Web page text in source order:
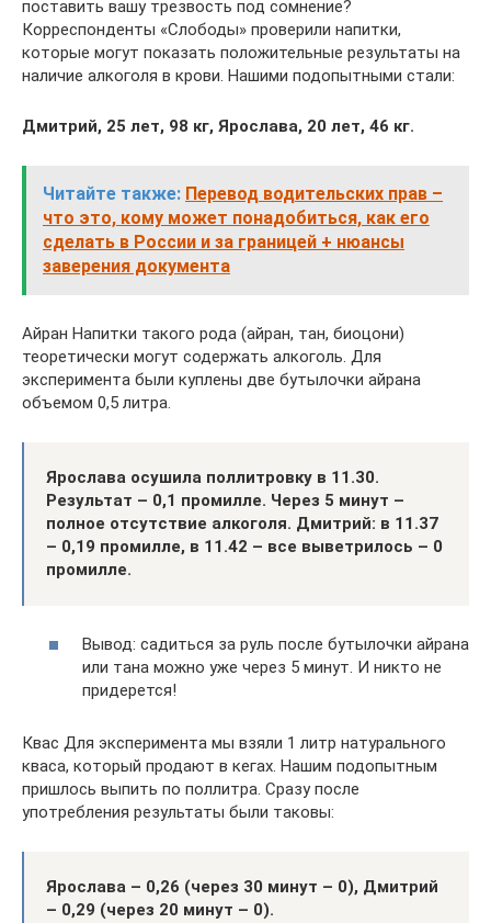
поставить вашу трезвость под сомнение?
Корреспонденты «Слободы» проверили напитки,
которые могут показать положительные результаты на
наличие алкоголя в крови. Нашими подопытными стали:
Дмитрий, 25 лет, 98 кг, Ярослава, 20 лет, 46 кг.
Читайте также: Перевод водительских прав –
что это, кому может понадобиться, как его
сделать в России и за границей + нюансы
заверения документа
Айран Напитки такого рода (айран, тан, биоцони)
теоретически могут содержать алкоголь. Для
эксперимента были куплены две бутылочки айрана
объемом 0,5 литра.
Ярослава осушила поллитровку в 11.30.
Результат – 0,1 промилле. Через 5 минут –
полное отсутствие алкоголя. Дмитрий: в 11.37
– 0,19 промилле, в 11.42 – все выветрилось – 0
промилле.
Вывод: садиться за руль после бутылочки айрана
или тана можно уже через 5 минут. И никто не
придерется!
Квас Для эксперимента мы взяли 1 литр натурального
кваса, который продают в кегах. Нашим подопытным
пришлось выпить по поллитра. Сразу после
употребления результаты были таковы:
Ярослава – 0,26 (через 30 минут – 0), Дмитрий
– 0,29 (через 20 минут – 0).